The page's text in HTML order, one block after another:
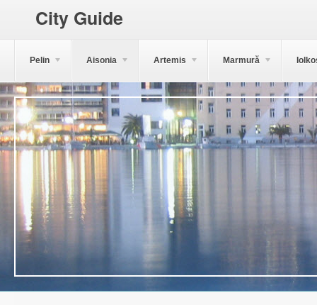
City Guide
Pelin Aisonia Artemis Marmură